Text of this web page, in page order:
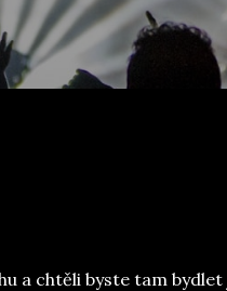
a chtěli byste tam